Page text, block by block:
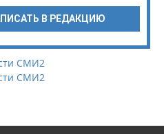
В РЕДАКЦИЮ
СМИ2
СМИ2